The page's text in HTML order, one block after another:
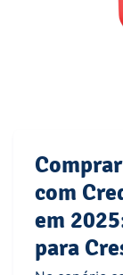
com
em
para